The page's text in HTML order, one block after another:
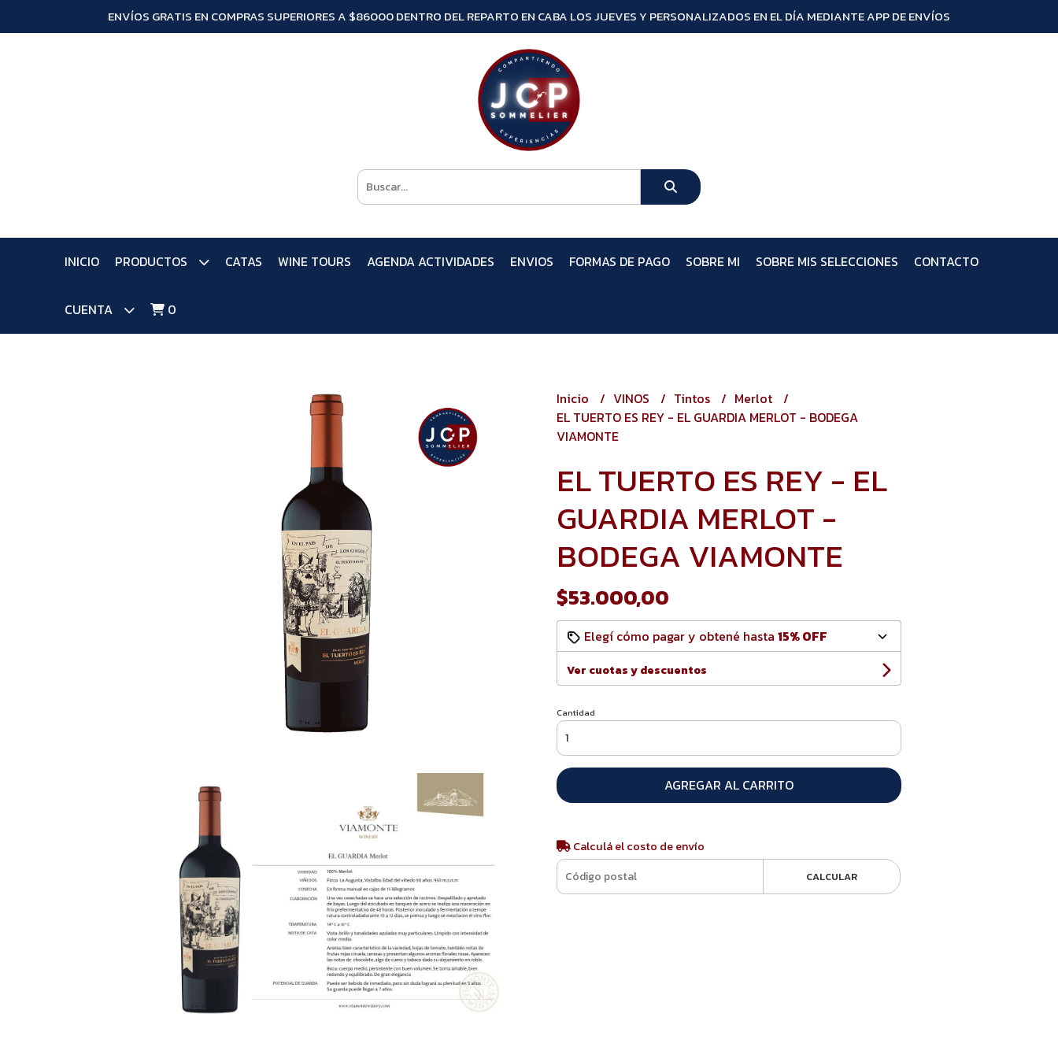
ENVÍOS GRATIS EN COMPRAS SUPERIORES A $86000 DENTRO DEL REPARTO EN CABA LOS JUEVES Y PERSONALIZADOS EN EL DÍA MEDIANTE APP DE ENVÍOS
INICIO PRODUCTOS CATAS WINE TOURS AGENDA ACTIVIDADES ENVIOS FORMAS DE PAGO SOBRE MI SOBRE MIS SELECCIONES CONTACTO
CUENTA 0
Inicio VINOS Tintos
Merlot
EL TUERTO ES REY - EL GUARDIA MERLOT - BODEGA
VIAMONTE
EL TUERTO ES REY - EL
GUARDIA MERLOT -
BODEGA VIAMONTE
$53.000,00
Elegí cómo pagar y obtené hasta 15% OFF
Ver cuotas y descuentos
Cantidad
AGREGAR AL CARRITO
Calculá el costo de envío
CALCULAR